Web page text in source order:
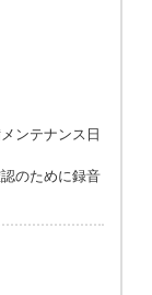
ンテナンス日
のために録音